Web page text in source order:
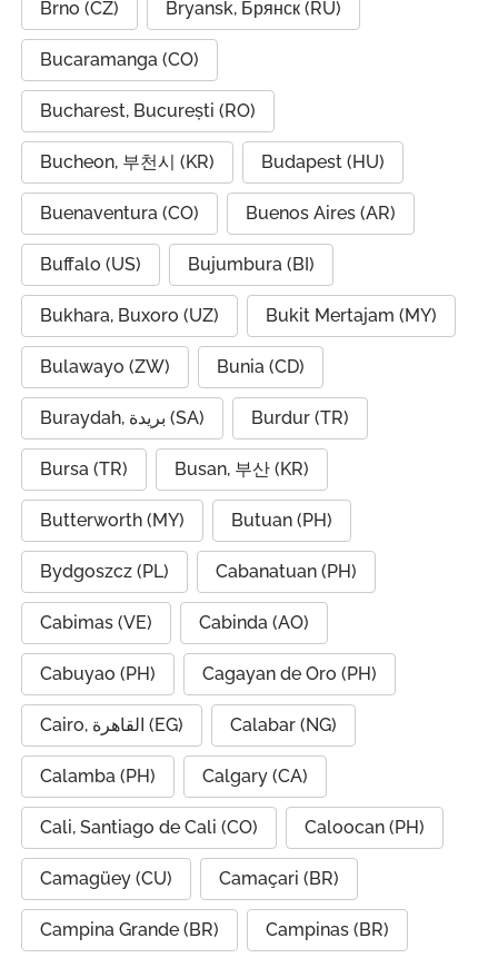
Brno (CZ) Bryansk, Брянск (RU)
Bucaramanga (CO)
Bucharest, București (RO)
Bucheon, 부천시 (KR) Budapest (HU)
Buenaventura (CO) Buenos Aires (AR)
Buffalo (US) Bujumbura (BI)
Bukhara, Buxoro (UZ) Bukit Mertajam (MY)
Bulawayo (ZW) Bunia (CD)
Buraydah, بريدة (SA) Burdur (TR)
Bursa (TR) Busan, 부산 (KR)
Butterworth (MY) Butuan (PH)
Bydgoszcz (PL) Cabanatuan (PH)
Cabimas (VE) Cabinda (AO)
Cabuyao (PH) Cagayan de Oro (PH)
Cairo, القاهرة (EG) Calabar (NG)
Calamba (PH) Calgary (CA)
Cali, Santiago de Cali (CO) Caloocan (PH)
Camagüey (CU) Camaçari (BR)
Campina Grande (BR) Campinas (BR)